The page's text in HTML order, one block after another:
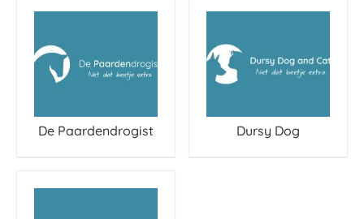
De Paardendrogist Dursy Dog